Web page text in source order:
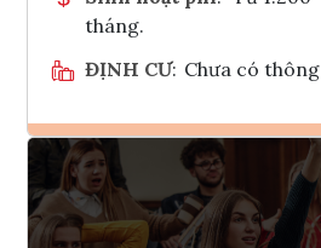
tháng.
ĐỊNH CƯ: Chưa có
Ghi